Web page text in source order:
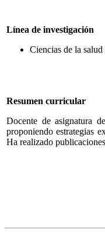
Línea de investigación
Ciencias de la
Resumen curricular
Docente de asignatura
proponiendo estrategias
Ha realizado